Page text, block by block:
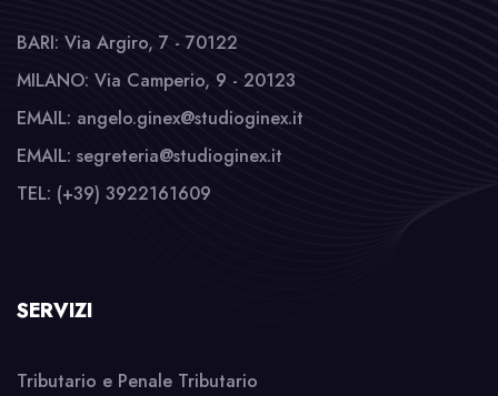
BARI: Via Argiro, 7 - 70122
MILANO: Via Camperio, 9 - 20123
EMAIL: angelo.ginex@studioginex.it
EMAIL: segreteria@studioginex.it
TEL: (+39) 3922161609
SERVIZI
Tributario e Penale Tributario